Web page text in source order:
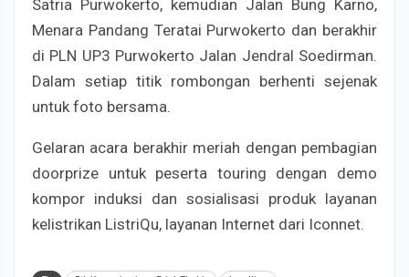
Satria Purwokerto, kemudian Jalan Bung Karno,
Menara Pandang Teratai Purwokerto dan berakhir
di PLN UP3 Purwokerto Jalan Jendral Soedirman.
Dalam setiap titik rombongan berhenti sejenak
untuk foto bersama.
Gelaran acara berakhir meriah dengan pembagian
doorprize untuk peserta touring dengan demo
kompor induksi dan sosialisasi produk layanan
kelistrikan ListriQu, layanan Internet dari Iconnet.